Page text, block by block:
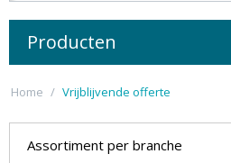
Producten
Home / Vrijblijvende offerte
Assortiment per branche